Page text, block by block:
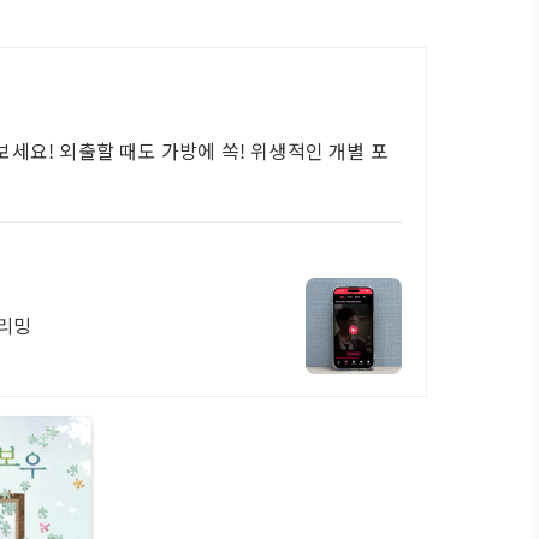
요! 외출할 때도 가방에 쏙! 위생적인 개별 포
밍